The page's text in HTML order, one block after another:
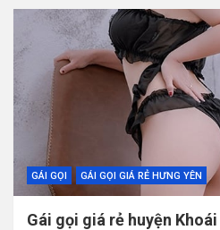
GÁI GỌI GÁI GỌI GIÁ RẺ HƯNG YÊN
Gái gọi giá rẻ huyện